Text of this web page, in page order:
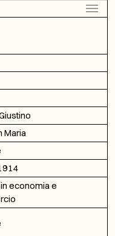
Maria
economia e